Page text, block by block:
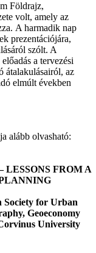
Földrajz,
volt, amely az
A harmadik nap
prezentációjára,
szólt. A
a tervezési
átalakulásairól, az
elmúlt években
alább olvasható:
FROM A
Society for Urban
Geoeconomy
University